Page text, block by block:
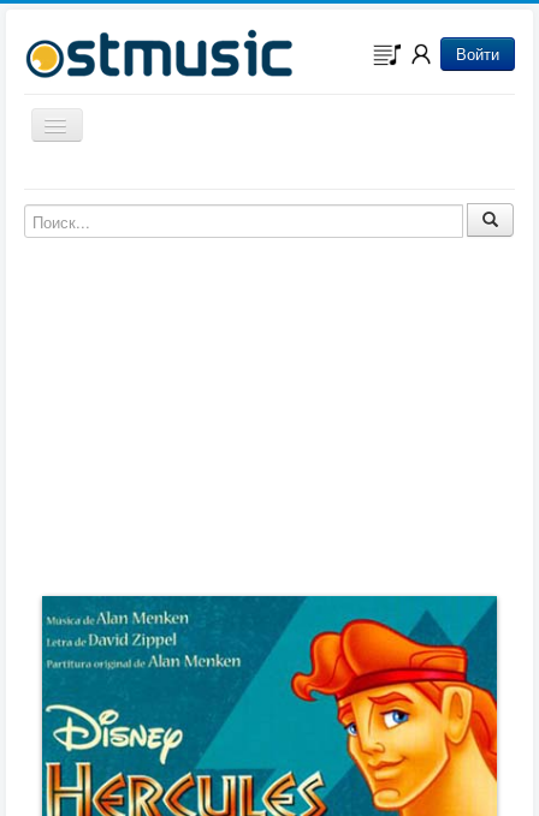
Войти
Включить/выключить навигацию
Музыка из мультфильмов
Музыка из сериалов